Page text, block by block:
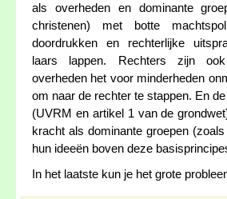
als overheden en dominante
christenen) met botte
doordrukken en rechterlijke
laars lappen. Rechters zijn
overheden het voor minderheden
om naar de rechter te stappen. En
(UVRM en artikel 1 van de
kracht als dominante groepen
hun ideeën boven deze
In het laatste kun je het grote